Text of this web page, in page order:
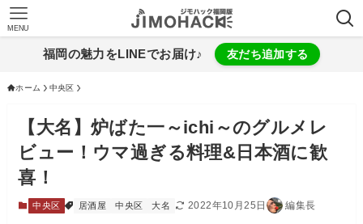
MENU
福岡の魅力をLINEでお届け♪ 友だち追加する
ホーム 中央区
【大名】炉ばた一～ichi～のグルメレ
ビュー！ウマ過ぎる料理&日本酒に歓
喜！
中央区 居酒屋 中央区 大名 2022年10月25日 編集長